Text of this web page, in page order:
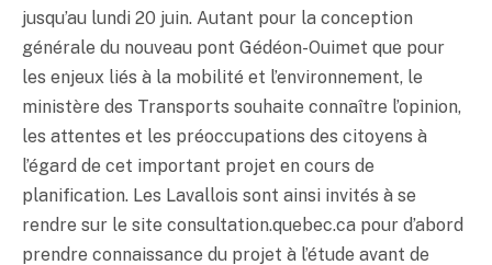
jusqu’au lundi 20 juin. Autant pour la conception
générale du nouveau pont Gédéon-Ouimet que pour
les enjeux liés à la mobilité et l’environnement, le
ministère des Transports souhaite connaître l’opinion,
les attentes et les préoccupations des citoyens à
l’égard de cet important projet en cours de
planification. Les Lavallois sont ainsi invités à se
rendre sur le site consultation.quebec.ca pour d’abord
prendre connaissance du projet à l’étude avant de